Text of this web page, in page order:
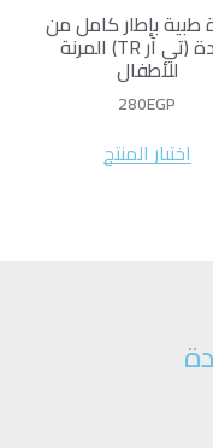
طبية بإطار كامل من
مادة (تي آر TR) المرنة
للأطفال
280EGP
اختيار المنتج